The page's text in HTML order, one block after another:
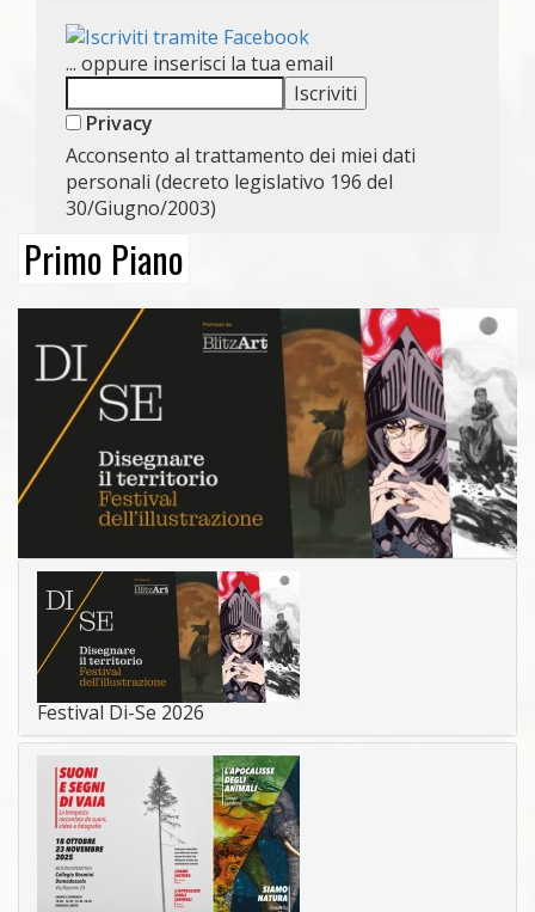
... oppure inserisci la tua email
Privacy
Acconsento al trattamento dei miei dati
personali (decreto legislativo 196 del
30/Giugno/2003)
Primo Piano
Festival Di-Se 2026